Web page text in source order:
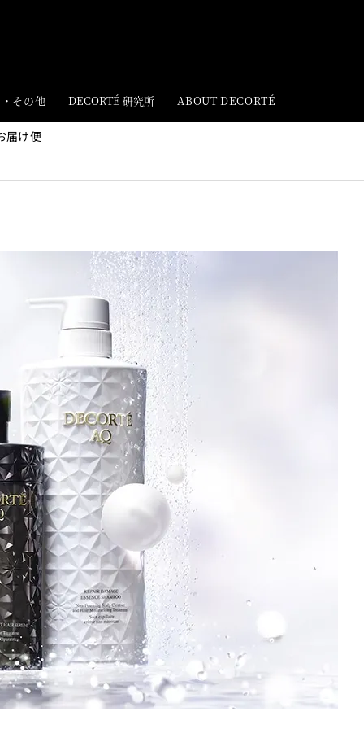
その他 DECORTÉ 研究所 ABOUT DECORTÉ
届け便